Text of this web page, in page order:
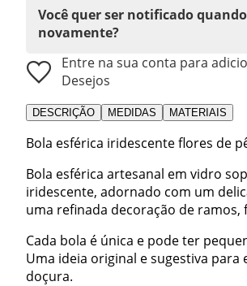
Você quer ser notificado
novamente?
Entre na sua conta para
Desejos
DESCRIÇÃO MEDIDAS MATERIAIS
Bola esférica iridescente flores de
Bola esférica artesanal em vidro
iridescente, adornado com um
uma refinada decoração de ramos,
Cada bola é única e pode ter
Uma ideia original e sugestiva
doçura.